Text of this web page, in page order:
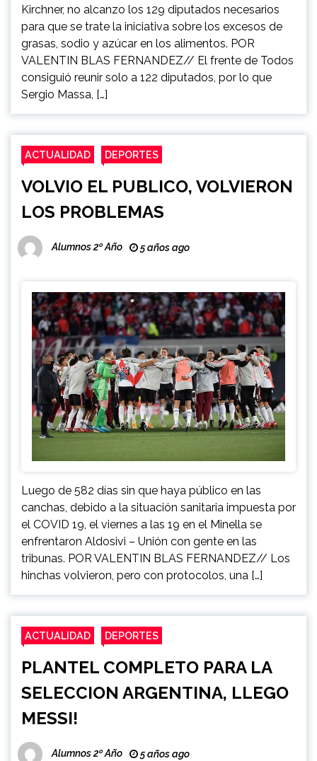
Kirchner, no alcanzo los 129 diputados necesarios
para que se trate la iniciativa sobre los excesos de
grasas, sodio y azúcar en los alimentos. POR
VALENTIN BLAS FERNANDEZ// El frente de Todos
consiguió reunir solo a 122 diputados, por lo que
Sergio Massa, […]
ACTUALIDAD DEPORTES
VOLVIO EL PUBLICO, VOLVIERON
LOS PROBLEMAS
Alumnos 2º Año 5 años ago
Luego de 582 días sin que haya público en las
canchas, debido a la situación sanitaria impuesta por
el COVID 19, el viernes a las 19 en el Minella se
enfrentaron Aldosivi – Unión con gente en las
tribunas. POR VALENTIN BLAS FERNANDEZ// Los
hinchas volvieron, pero con protocolos, una […]
ACTUALIDAD DEPORTES
PLANTEL COMPLETO PARA LA
SELECCION ARGENTINA, LLEGO
MESSI!
Alumnos 2º Año 5 años ago